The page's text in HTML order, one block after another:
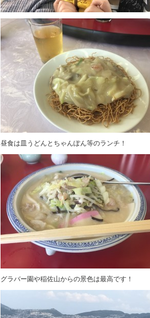
昼食は皿うどんとちゃんぽん等のランチ！
グラバー園や稲佐山からの景色は最高です！